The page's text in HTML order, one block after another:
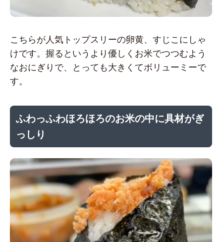
こちらが人気トップスリーの卵黄、すじこにしゃ
けです。握るというより優しくお米でつつむよう
なおにぎりで、とっても大きくてボリューミーで
す。
ふわっふわほろほろのお米の中に具材がぎ
っしり